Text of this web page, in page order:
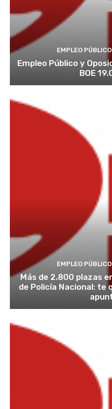
EMPLEO
Empleo Público y
BOE
EMPLEO
Más de 2.800 plazas
de Policía Nacional: te